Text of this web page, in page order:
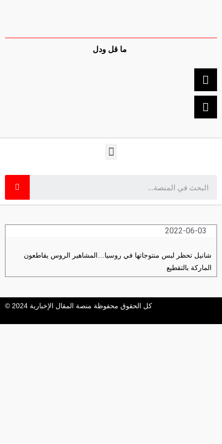
ما قل ودل
2022-06-03
شانيل تحظر لبس منتوجاتها في روسيا…المشاهير الروس يقاطعون
الماركة بالتقطيع
كل الحقوق محفوظة منصة المقال الإخبارية 2024 ©